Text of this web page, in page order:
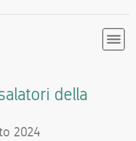
della
2024